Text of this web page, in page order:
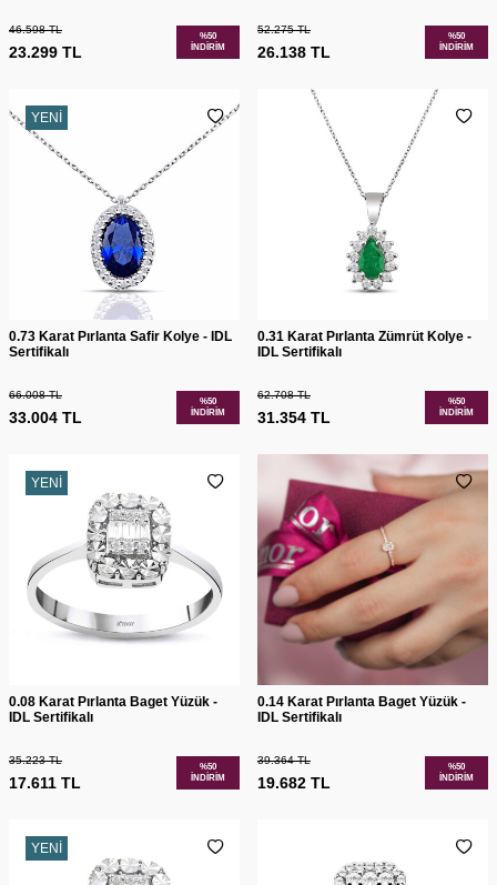
46.598TL
23.299 TL
%50
İNDIRIM
52.275TL
26.138 TL
%50
İNDIRIM
YENI
0.73 Karat Pırlanta Safir Kolye - IDL
Sertifikalı
66.008TL
33.004 TL
%50
İNDIRIM
0.31 Karat Pırlanta Zümrüt Kolye -
IDL Sertifikalı
62.708TL
31.354 TL
%50
İNDIRIM
YENI
0.08 Karat Pırlanta Baget Yüzük -
IDL Sertifikalı
35.223TL
17.611 TL
%50
İNDIRIM
0.14 Karat Pırlanta Baget Yüzük -
IDL Sertifikalı
39.364TL
19.682 TL
%50
İNDIRIM
YENI